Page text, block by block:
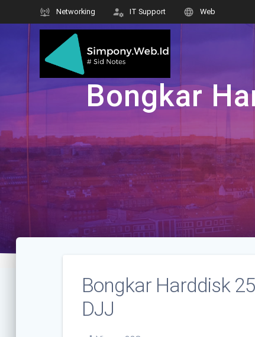
content
Networking IT Support Web
Bongkar
Bongkar Harddisk
DJJ